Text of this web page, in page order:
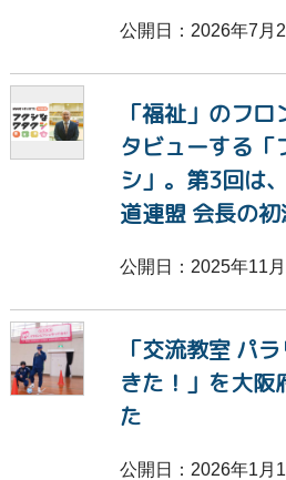
高齢者福祉 フ
不登校
希望 ヤング
貧困 傾聴
ディスレクシア
ボランティア スキー
療育キャンプ そり
適応障害 #8
公開日：2026年7月
「福祉」のフ
タビューする「
シ」。第3回は
道連盟 会長の初
公開日：2025年11
「交流教室 パ
きた！」を大阪
た
公開日：2026年1月